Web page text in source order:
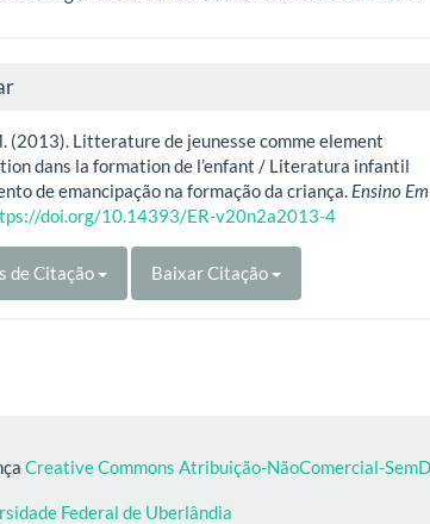
(2013). Litterature de jeunesse comme element
dans la formation de l’enfant / Literatura infantil
de emancipação na formação da criança. Ensino Em
doi.org/10.14393/ER-v20n2a2013-4
de Citação Baixar Citação
Creative Commons Atribuição-NãoComercial-
Federal de Uberlândia